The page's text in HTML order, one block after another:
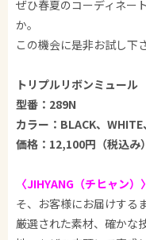
ぜひ春夏のコーディネー
か。
この機会に是非お試し下
トリプルリボンミュール
型番：289N
カラー：BLACK、
価格：12,100円（税込み）
〈JIHYANG（チヒャン）〉
そ、お客様にお届けする
厳選された素材、確かな